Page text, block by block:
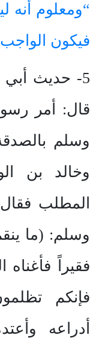
“ومعلوم أنه
فيكون الواجب
5- حديث
قال: أمر
وسلم
وخالد بن
المطلب
وسلم: (ما
فقيراً فأغناه
فإنكم
أدراعه